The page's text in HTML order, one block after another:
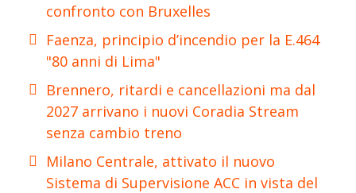
confronto con Bruxelles
Faenza, principio d’incendio per la E.464
"80 anni di Lima"
Brennero, ritardi e cancellazioni ma dal
2027 arrivano i nuovi Coradia Stream
senza cambio treno
Milano Centrale, attivato il nuovo
Sistema di Supervisione ACC in vista del